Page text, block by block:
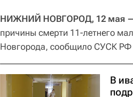
НИЖНИЙ НОВГОРОД, 12 мая
причины смерти 11-летнего
Новгорода, сообщило СУСК РФ
В